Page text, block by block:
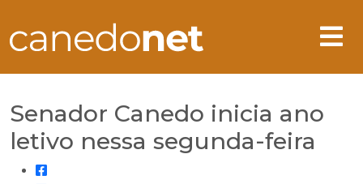
Senador Canedo inicia ano
letivo nessa segunda-feira